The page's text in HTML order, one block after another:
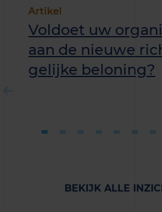
Artikel
Voldoet uw
aan de nieuwe
gelijke beloning?
BEKIJK ALLE